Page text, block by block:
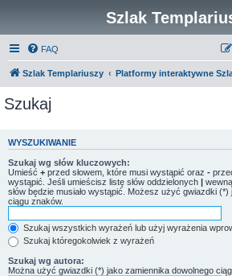
Szlak
FAQ
Szlak Templariuszy Platformy interaktywne
Szukaj
WYSZUKIWANIE
Szukaj wg słów kluczowych:
Umieść + przed słowem, które musi wystąpić oraz -
wystąpić. Jeśli umieścisz listę słów oddzielonych |
słów będzie musiało wystąpić. Możesz użyć gwiazdki
ciągu znaków.
Szukaj wszystkich wyrażeń lub użyj wyrażenia
Szukaj któregokolwiek z wyrażeń
Szukaj wg autora:
Można użyć gwiazdki (*) jako zamiennika dowolnego